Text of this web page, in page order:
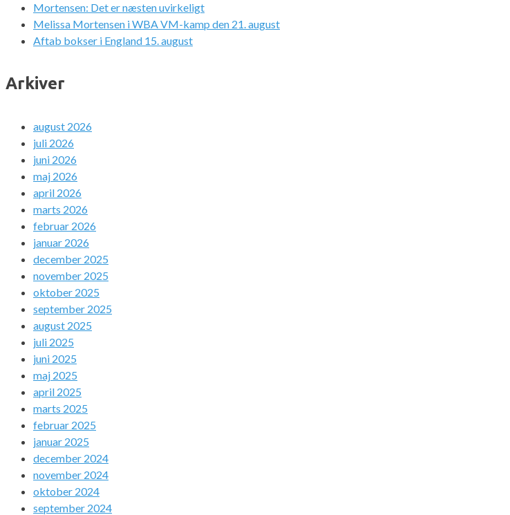
Mortensen: Det er næsten uvirkeligt
Melissa Mortensen i WBA VM-kamp den 21. august
Aftab bokser i England 15. august
Arkiver
august 2026
juli 2026
juni 2026
maj 2026
april 2026
marts 2026
februar 2026
januar 2026
december 2025
november 2025
oktober 2025
september 2025
august 2025
juli 2025
juni 2025
maj 2025
april 2025
marts 2025
februar 2025
januar 2025
december 2024
november 2024
oktober 2024
september 2024